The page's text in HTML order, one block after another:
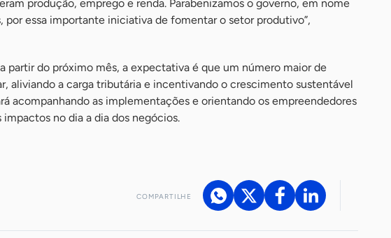
produção, emprego e renda. Parabenizamos o governo, em nome
por essa importante iniciativa de fomentar o setor produtivo”,
partir do próximo mês, a expectativa é que um número maior de
aliviando a carga tributária e incentivando o crescimento sustentável
acompanhando as implementações e orientando os empreendedores
impactos no dia a dia dos negócios.
COMPARTILHE